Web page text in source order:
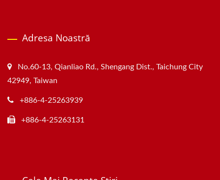
Adresa Noastră
No.60-13, Qianliao Rd., Shengang Dist., Taichung City
42949, Taiwan
+886-4-25263939
+886-4-25263131